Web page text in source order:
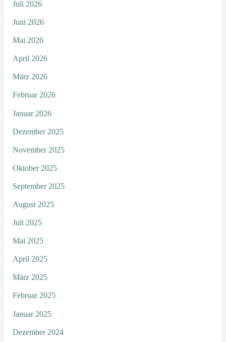
Juli 2026
Juni 2026
Mai 2026
April 2026
März 2026
Februar 2026
Januar 2026
Dezember 2025
November 2025
Oktober 2025
September 2025
August 2025
Juli 2025
Mai 2025
April 2025
März 2025
Februar 2025
Januar 2025
Dezember 2024